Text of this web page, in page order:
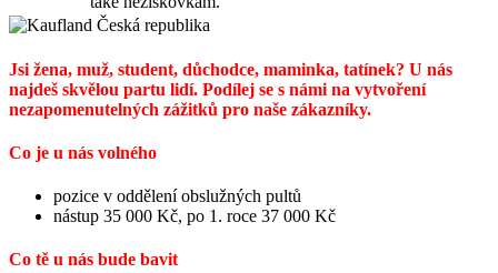
Jsi žena, muž, student, důchodce, maminka, tatínek? U nás
najdeš skvělou partu lidí. Podílej se s námi na vytvoření
nezapomenutelných zážitků pro naše zákazníky.
Co je u nás volného
pozice v oddělení obslužných pultů
nástup 35 000 Kč, po 1. roce 37 000 Kč
Co tě u nás bude bavit